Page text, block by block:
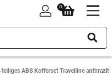
0
0
ABS Kofferset Travelline anthrazit